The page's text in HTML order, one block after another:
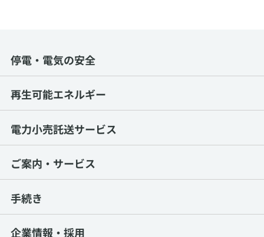
停電・電気の安全
再生可能エネルギー
電力小売託送サービス
ご案内・サービス
手続き
企業情報・採用